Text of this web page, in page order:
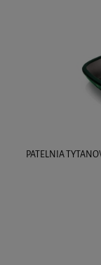
PATELNIA